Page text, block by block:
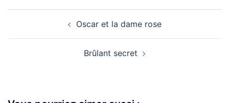
Oscar et la dame rose
Brûlant secret